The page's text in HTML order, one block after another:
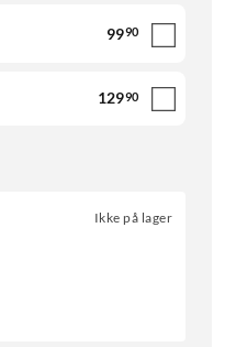
9990
12990
Ikke på lager